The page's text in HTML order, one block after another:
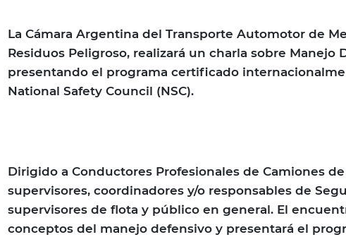
La Cámara Argentina del Transporte Automotor de
Residuos Peligroso, realizará un charla sobre Manejo
presentando el programa certificado
National Safety Council (NSC).
Dirigido a Conductores Profesionales de Camiones de
supervisores, coordinadores y/o responsables de
supervisores de flota y público en general. El
conceptos del manejo defensivo y presentará el